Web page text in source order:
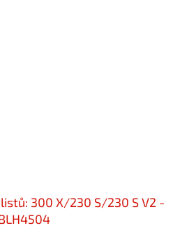
300 X/230 S/230 S V2 -